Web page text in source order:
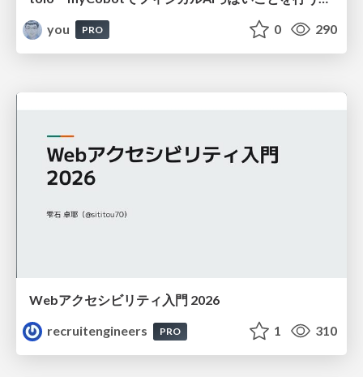
you
PRO 0 290
Webアクセシビリティ入門 2026
recruitengineers
PRO 1 310